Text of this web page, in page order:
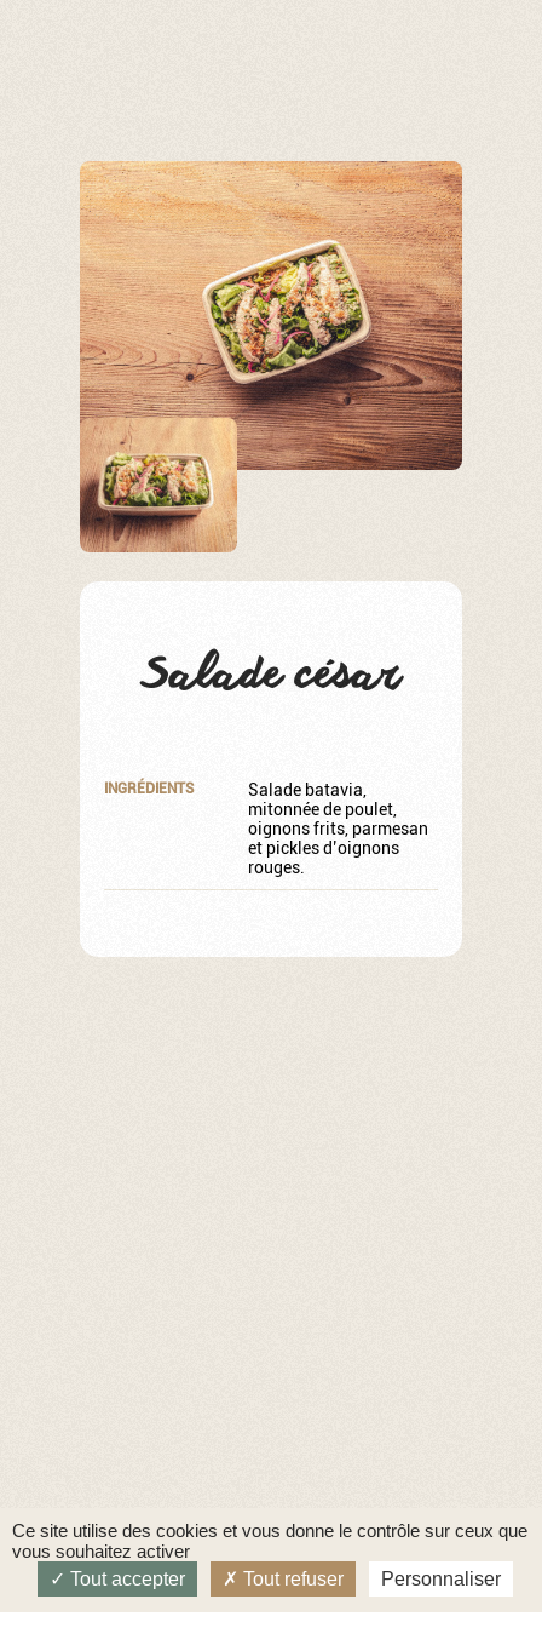
Salade césar
INGRÉDIENTS
Salade batavia,
mitonnée de poulet,
oignons frits, parmesan
et pickles d’oignons
rouges.
Ce site utilise des cookies et vous donne le contrôle sur ceux que
vous souhaitez activer
Tout accepter
Tout refuser Personnaliser